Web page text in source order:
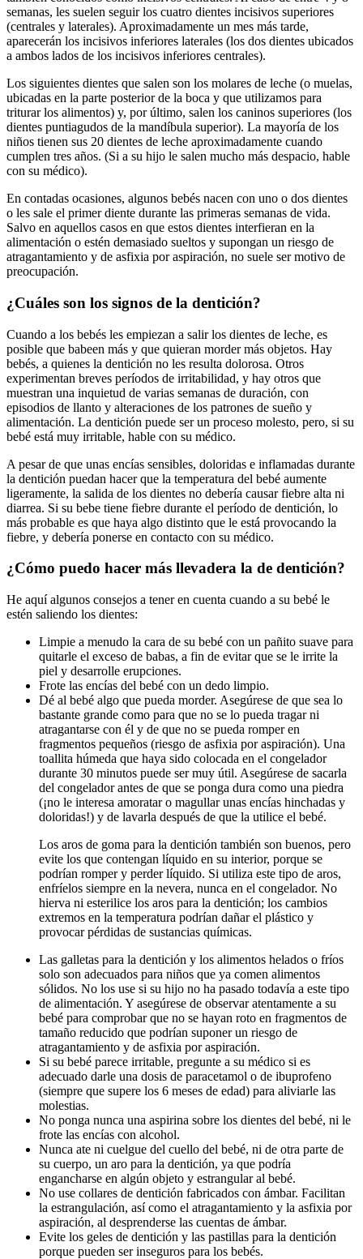
semanas, les suelen seguir los cuatro dientes incisivos superiores
(centrales y laterales). Aproximadamente un mes más tarde,
aparecerán los incisivos inferiores laterales (los dos dientes ubicados
a ambos lados de los incisivos inferiores centrales).
Los siguientes dientes que salen son los molares de leche (o muelas,
ubicadas en la parte posterior de la boca y que utilizamos para
triturar los alimentos) y, por último, salen los caninos superiores (los
dientes puntiagudos de la mandíbula superior). La mayoría de los
niños tienen sus 20 dientes de leche aproximadamente cuando
cumplen tres años. (Si a su hijo le salen mucho más despacio, hable
con su médico).
En contadas ocasiones, algunos bebés nacen con uno o dos dientes
o les sale el primer diente durante las primeras semanas de vida.
Salvo en aquellos casos en que estos dientes interfieran en la
alimentación o estén demasiado sueltos y supongan un riesgo de
atragantamiento y de asfixia por aspiración, no suele ser motivo de
preocupación.
¿Cuáles son los signos de la dentición?
Cuando a los bebés les empiezan a salir los dientes de leche, es
posible que babeen más y que quieran morder más objetos. Hay
bebés, a quienes la dentición no les resulta dolorosa. Otros
experimentan breves períodos de irritabilidad, y hay otros que
muestran una inquietud de varias semanas de duración, con
episodios de llanto y alteraciones de los patrones de sueño y
alimentación. La dentición puede ser un proceso molesto, pero, si su
bebé está muy irritable, hable con su médico.
A pesar de que unas encías sensibles, doloridas e inflamadas durante
la dentición puedan hacer que la temperatura del bebé aumente
ligeramente, la salida de los dientes no debería causar fiebre alta ni
diarrea. Si su bebe tiene fiebre durante el período de dentición, lo
más probable es que haya algo distinto que le está provocando la
fiebre, y debería ponerse en contacto con su médico.
¿Cómo puedo hacer más llevadera la de dentición?
He aquí algunos consejos a tener en cuenta cuando a su bebé le
estén saliendo los dientes:
Limpie a menudo la cara de su bebé con un pañito suave para
quitarle el exceso de babas, a fin de evitar que se le irrite la
piel y desarrolle erupciones.
Frote las encías del bebé con un dedo limpio.
Dé al bebé algo que pueda morder. Asegúrese de que sea lo
bastante grande como para que no se lo pueda tragar ni
atragantarse con él y de que no se pueda romper en
fragmentos pequeños (riesgo de asfixia por aspiración). Una
toallita húmeda que haya sido colocada en el congelador
durante 30 minutos puede ser muy útil. Asegúrese de sacarla
del congelador antes de que se ponga dura como una piedra
(¡no le interesa amoratar o magullar unas encías hinchadas y
doloridas!) y de lavarla después de que la utilice el bebé.
Los aros de goma para la dentición también son buenos, pero
evite los que contengan líquido en su interior, porque se
podrían romper y perder líquido. Si utiliza este tipo de aros,
enfríelos siempre en la nevera, nunca en el congelador. No
hierva ni esterilice los aros para la dentición; los cambios
extremos en la temperatura podrían dañar el plástico y
provocar pérdidas de sustancias químicas.
Las galletas para la dentición y los alimentos helados o fríos
solo son adecuados para niños que ya comen alimentos
sólidos. No los use si su hijo no ha pasado todavía a este tipo
de alimentación. Y asegúrese de observar atentamente a su
bebé para comprobar que no se hayan roto en fragmentos de
tamaño reducido que podrían suponer un riesgo de
atragantamiento y de asfixia por aspiración.
Si su bebé parece irritable, pregunte a su médico si es
adecuado darle una dosis de paracetamol o de ibuprofeno
(siempre que supere los 6 meses de edad) para aliviarle las
molestias.
No ponga nunca una aspirina sobre los dientes del bebé, ni le
frote las encías con alcohol.
Nunca ate ni cuelgue del cuello del bebé, ni de otra parte de
su cuerpo, un aro para la dentición, ya que podría
engancharse en algún objeto y estrangular al bebé.
No use collares de dentición fabricados con ámbar. Facilitan
la estrangulación, así como el atragantamiento y la asfixia por
aspiración, al desprenderse las cuentas de ámbar.
Evite los geles de dentición y las pastillas para la dentición
porque pueden ser inseguros para los bebés.